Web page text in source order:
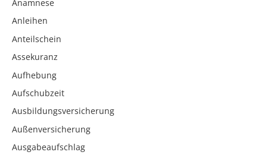
Anamnese
Anleihen
Anteilschein
Assekuranz
Aufhebung
Aufschubzeit
Ausbildungsversicherung
Außenversicherung
Ausgabeaufschlag